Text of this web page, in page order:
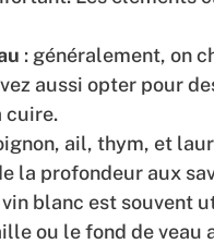
: généralement, on
aussi opter pour
cuire.
ail, thym, et
la profondeur aux
vin blanc est souvent
ou le fond de veau